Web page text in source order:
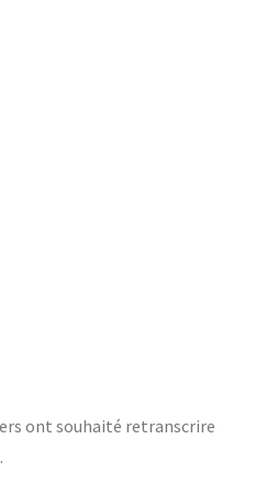
ont souhaité retranscrire